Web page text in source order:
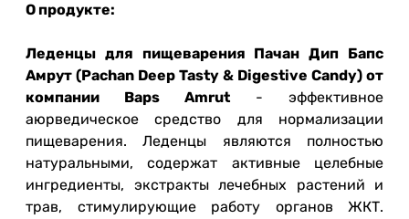
О продукте:
Леденцы для пищеварения Пачан Дип Бапс
Амрут (Pachan Deep Tasty & Digestive Candy) от
компании Baps Amrut - эффективное
аюрведическое средство для нормализации
пищеварения. Леденцы являются полностью
натуральными, содержат активные целебные
ингредиенты, экстракты лечебных растений и
трав, стимулирующие работу органов ЖКТ.